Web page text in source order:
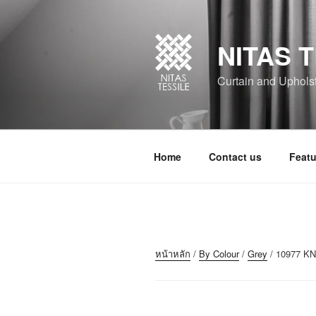
NITAS
Curtain and
Home Contact us
หน้าหลัก / By Colour/ Grey / 10977